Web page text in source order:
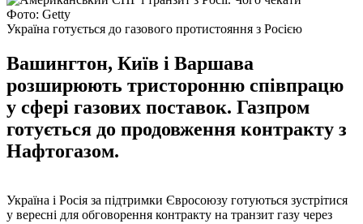
Фото: Getty
Україна готується до газового протистояння з Росією
Вашингтон, Київ і Варшава
розширюють тристоронню співпрацю
у сфері газових поставок. Газпром
готується до продовження контракту з
Нафтогазом.
Україна і Росія за підтримки Євросоюзу готуються зустрітися
у вересні для обговорення контракту на транзит газу через